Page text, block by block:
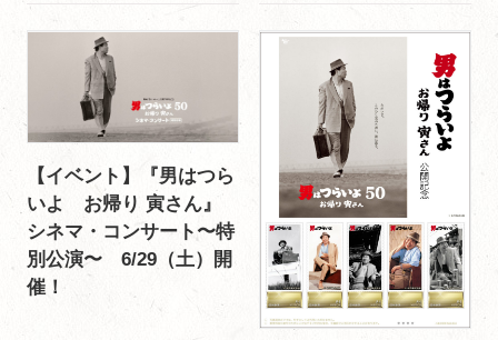
【イベント】『男はつら
いよ お帰り 寅さん』
シネマ・コンサート〜特
別公演〜 6/29（土）開
催！